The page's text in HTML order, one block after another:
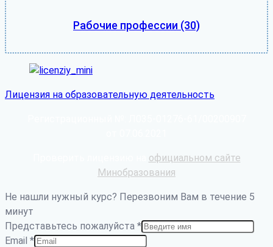
Рабочие профессии (30)
Лицензия на образовательную деятельность
официальном сайте
Минобразования
Не нашли нужный курс? Перезвоним Вам в течение 5
минут
Представьтесь пожалуйста *
Email *